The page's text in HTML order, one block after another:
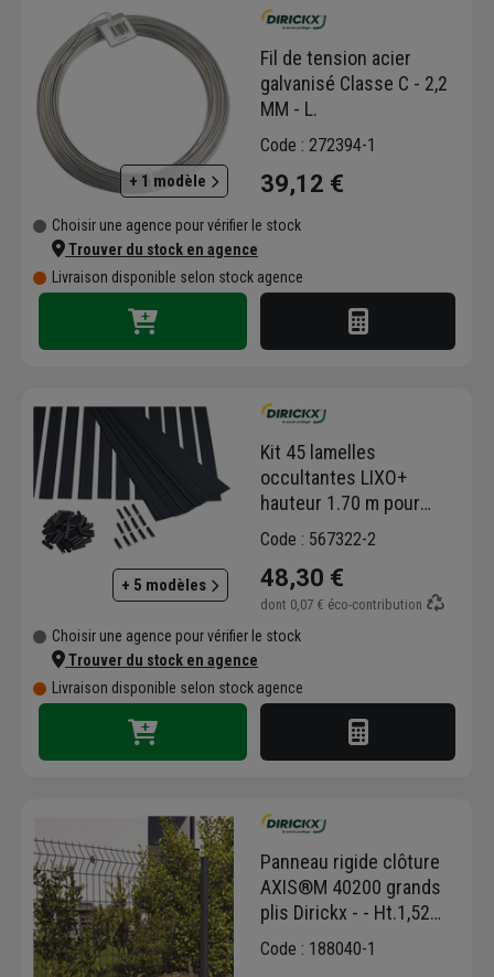
+ 1 modèle
Fil de tension acier
galvanisé Classe C - 2,2
MM - L.
Code : 272394-1
39,12 €
Choisir une agence pour vérifier le stock
Trouver du stock en agence
Livraison disponible selon stock agence
+ 5 modèles
Kit 45 lamelles
occultantes LIXO+
hauteur 1.70 m pour
panneau 2.50 m DIRICKX
Gris RAL 7016
Code : 567322-2
48,30 €
dont 0,07 € éco-contribution
Choisir une agence pour vérifier le stock
Trouver du stock en agence
Livraison disponible selon stock agence
Panneau rigide clôture
AXIS®M 40200 grands
plis Dirickx - - Ht.1,52
MTR
Code : 188040-1